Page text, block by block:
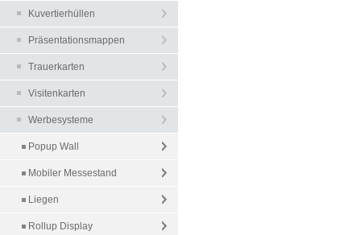
Kuvertierhüllen
Präsentationsmappen
Trauerkarten
Visitenkarten
Werbesysteme
Popup Wall
Mobiler Messestand
Liegen
Rollup Display